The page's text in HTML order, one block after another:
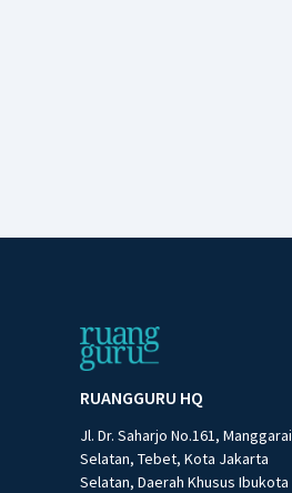
RUANGGURU HQ
Jl. Dr. Saharjo No.161, Manggarai
Selatan, Tebet, Kota Jakarta
Selatan, Daerah Khusus Ibukota